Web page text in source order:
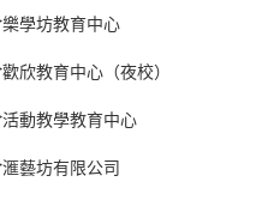
樂學坊教育中心
歡欣教育中心（夜校）
活動教學教育中心
滙藝坊有限公司